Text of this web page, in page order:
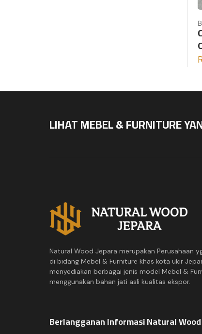
LIHAT MEBEL & FURNITURE
Natural Wood Jepara merupakan Perusahaan
di bidang Mebel & Furniture khas kota ukir
menyediakan berbagai jenis model Mebel &
menggunakan bahan jati asli kualitas ekspor.
Berlangganan Informasi Natural Wood